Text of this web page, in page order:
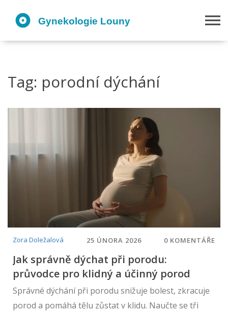
Tag: porodní dýchání
Zora Doležalová 25 ÚNORA 2026 0 KOMENTÁŘE
Jak správně dýchat při porodu:
průvodce pro klidný a účinný porod
Správné dýchání při porodu snižuje bolest, zkracuje
porod a pomáhá tělu zůstat v klidu. Naučte se tři